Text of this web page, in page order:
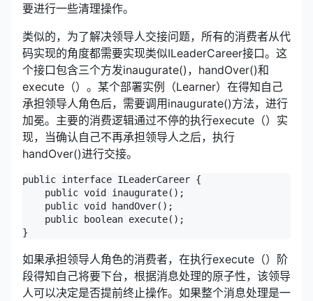
要进行一些清理操作。
类似的，为了解决领导人交接问题，所有的消费者从代
码实现的角度都需要实现类似ILeaderCareer接口。这
个接口包含三个方发inaugurate()，handOver()和
execute（）。某个部署实例（Learner）在得知自己
承担领导人角色后，需要调用inaugurate()方法，进行
加冕。主要的消费逻辑通过不停的执行execute（）实
现，当确认自己不再承担领导人之后，执行
handOver()进行交接。
public interface ILeaderCareer {
    public void inaugurate();
    public void handOver();
    public boolean execute();
如果承担领导人角色的消费者，在执行execute（）阶
段得知自己将要下台，根据消息处理的原子性，该领导
人可以决定是否提前终止操作。如果整个消息处理是一